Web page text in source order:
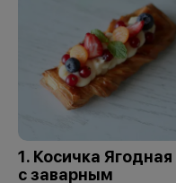
1. Косичка Ягодная
с заварным